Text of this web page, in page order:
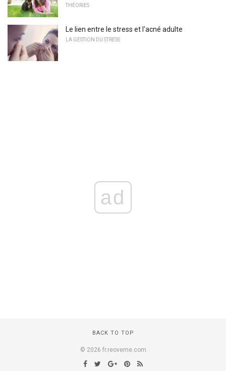
THÉORIES
Le lien entre le stress et l'acné adulte
LA GESTION DU STRESS
ad
BACK TO TOP
© 2026 fr.reoveme.com